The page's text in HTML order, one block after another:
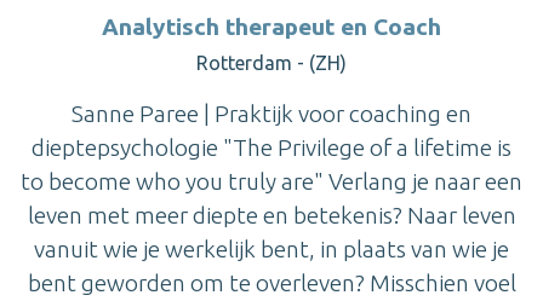
Analytisch therapeut en Coach
Rotterdam - (ZH)
Sanne Paree | Praktijk voor coaching en
dieptepsychologie "The Privilege of a lifetime is
to become who you truly are" Verlang je naar een
leven met meer diepte en betekenis? Naar leven
vanuit wie je werkelijk bent, in plaats van wie je
bent geworden om te overleven? Misschien voel